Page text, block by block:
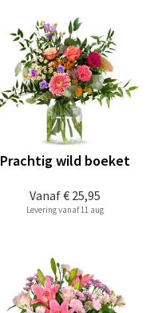
Vanaf€ 25,95
Prachtig wild boeket
Levering vanaf 11 aug